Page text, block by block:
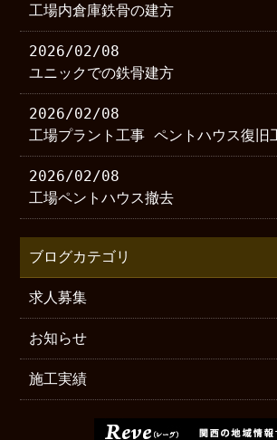
工場内倉庫鉄骨の建方
2026/02/08
ユニックでの鉄骨建方
2026/02/08
工場プラント工事 ペントハウス復旧
2026/02/08
工場ペントハウス撤去
ブログカテゴリ
求人募集
お知らせ
施工実績